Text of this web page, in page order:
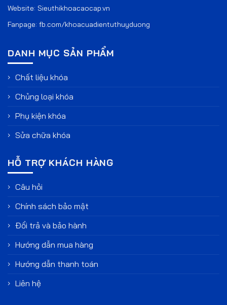
Website: Sieuthikhoacaocap.vn
Fanpage: fb.com/khoacuadientuthuyduong
DANH MỤC SẢN PHẨM
Chất liệu khóa
Chủng loại khóa
Phụ kiện khóa
Sửa chữa khóa
HỖ TRỢ KHÁCH HÀNG
Câu hỏi
Chính sách bảo mật
Đổi trả và bảo hành
Hướng dẫn mua hàng
Hướng dẫn thanh toán
Liên hệ